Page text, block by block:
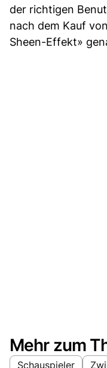
der richtigen
nach dem Kauf von
Sheen-Effekt»
Mehr zum
Schauspieler